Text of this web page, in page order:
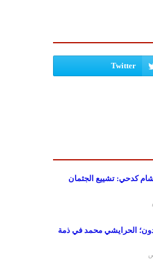
كدحي: تشييع الجثمان
الحرايشي محمد في ذمة